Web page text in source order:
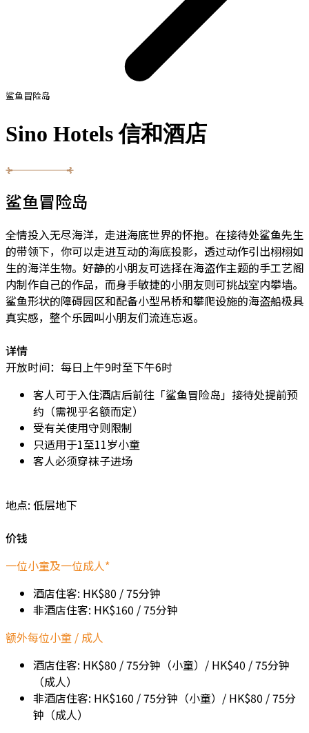
鲨鱼冒险岛
Sino Hotels 信和酒店
鲨鱼冒险岛
全情投入无尽海洋，走进海底世界的怀抱。在接待处鲨鱼先生
的带领下，你可以走进互动的海底投影，透过动作引出栩栩如
生的海洋生物。好静的小朋友可选择在海盗作主题的手工艺阁
内制作自己的作品，而身手敏捷的小朋友则可挑战室内攀墙。
鲨鱼形状的障碍园区和配备小型吊桥和攀爬设施的海盗船极具
真实感，整个乐园叫小朋友们流连忘返。
详情
开放时间：每日上午9时至下午6时
客人可于入住酒店后前往「鲨鱼冒险岛」接待处提前预
约（需视乎名额而定）
受有关使用守则限制
只适用于1至11岁小童
客人必须穿袜子进场
地点: 低层地下
价钱
一位小童及一位成人*
酒店住客: HK$80 / 75分钟
非酒店住客: HK$160 / 75分钟
额外每位小童 / 成人
酒店住客: HK$80 / 75分钟（小童）/ HK$40 / 75分钟
（成人）
非酒店住客: HK$160 / 75分钟（小童）/ HK$80 / 75分
钟（成人）